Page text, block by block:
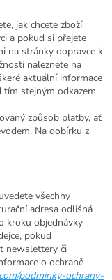
jak chcete zboží
a pokud si přejete
na stránky dopravce k
naleznete na
aktuální informace
stejným odkazem.
způsob platby, ať
Na dobírku z
všechny
adresa odlišná
kroku objednávky
pokud
newslettery či
o ochraně
podminky-ochrany-